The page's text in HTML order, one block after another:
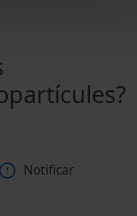
Notificar